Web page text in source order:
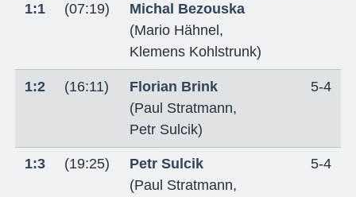
1:1 (07:19)
Michal Bezouska
(Mario Hähnel ,
Klemens Kohlstrunk)
1:2 (16:11)
Florian Brink
(Paul Stratmann,
Petr Sulcik)
5-4
1:3 (19:25)
Petr Sulcik
(Paul Stratmann,
5-4